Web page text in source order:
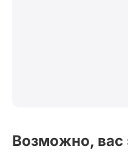
Возможно, вас